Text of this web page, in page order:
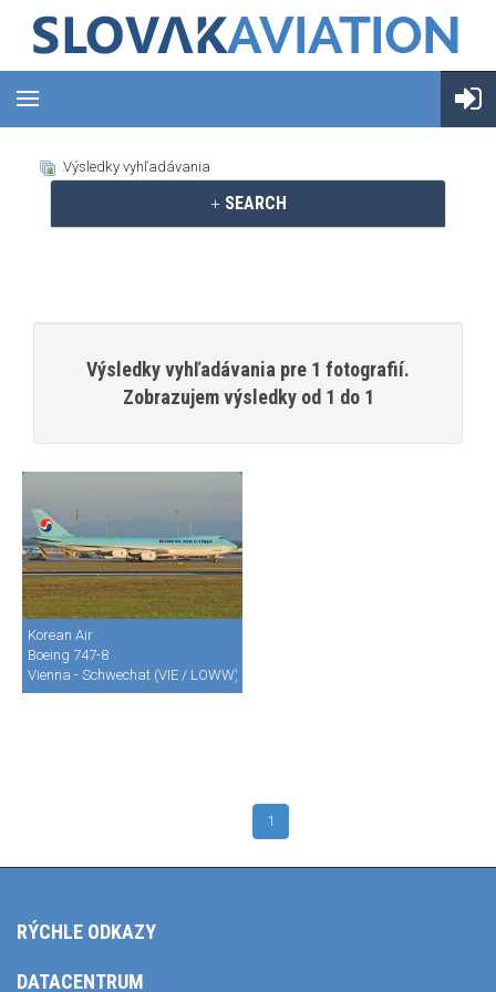
Výsledky vyhľadávania
SEARCH
Výsledky vyhľadávania pre 1 fotografií.
Zobrazujem výsledky od 1 do 1
Korean Air
Boeing 747-8
Vienna - Schwechat (VIE / LOWW)
1
RÝCHLE ODKAZY
DATACENTRUM